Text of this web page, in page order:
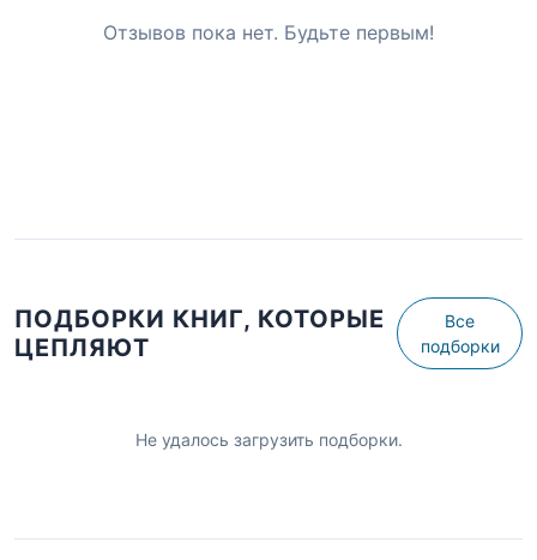
Отзывов пока нет. Будьте первым!
ПОДБОРКИ КНИГ, КОТОРЫЕ
ЦЕПЛЯЮТ
Все
подборки
Не удалось загрузить подборки.